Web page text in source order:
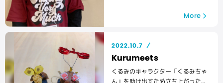
More
2022.10.7
Kurumeets
くるみのキャラクター「くるみちゃ
ん」を助け出すため立ち上がった